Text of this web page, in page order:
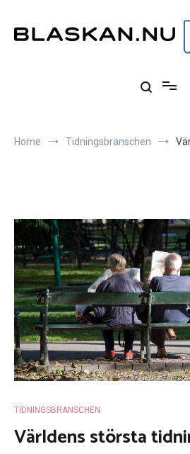
content
Home Tidningsbranschen
TIDNINGSBRANSCHEN
Världens största